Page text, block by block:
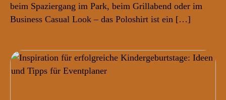
beim Spaziergang im Park, beim Grillabend oder im
Business Casual Look – das Poloshirt ist ein […]